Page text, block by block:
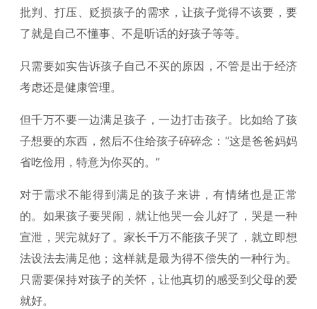
批判、打压、贬损孩子的需求，让孩子觉得不该要，要
了就是自己不懂事、不是听话的好孩子等等。
只需要如实告诉孩子自己不买的原因，不管是出于经济
考虑还是健康管理。
但千万不要一边满足孩子，一边打击孩子。比如给了孩
子想要的东西，然后不住给孩子碎碎念：“这是爸爸妈妈
省吃俭用，特意为你买的。”
对于需求不能得到满足的孩子来讲，有情绪也是正常
的。如果孩子要哭闹，就让他哭一会儿好了，哭是一种
宣泄，哭完就好了。家长千万不能孩子哭了，就立即想
法设法去满足他；这样就是最为得不偿失的一种行为。
只需要保持对孩子的关怀，让他真切的感受到父母的爱
就好。